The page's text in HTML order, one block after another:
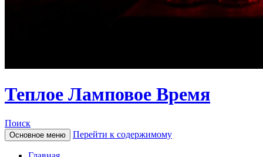
Теплое Ламповое Время
Поиск
Основное меню Перейти к содержимому